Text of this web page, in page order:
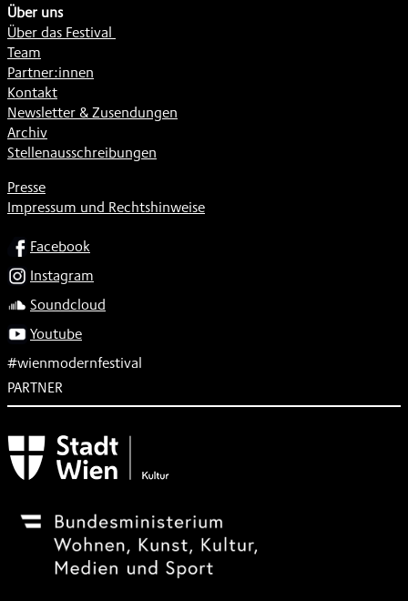
Über uns
Über das Festival
Team
Partner:innen
Kontakt
Newsletter & Zusendungen
Archiv
Stellenausschreibungen
Presse
Impressum und Rechtshinweise
SOCIALFacebook
Instagram
Soundcloud
Youtube
#wienmodernfestival
PARTNER
Subventionsgeber